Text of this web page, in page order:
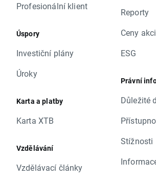
Profesionální klient
Úspory
Investiční plány
Úroky
Karta a platby
Karta XTB
Vzdělávání
Vzdělávací články
Reporty
Ceny
ESG
Právní
Důležité
Stížnosti